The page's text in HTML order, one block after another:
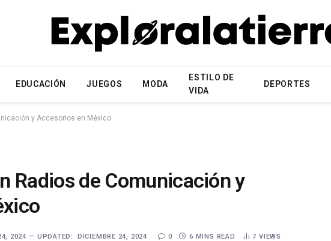
EDUCACIÓN JUEGOS MODA
ESTILO DE
VIDA
DEPORTES
y Accesorios en México
Radios de Comunicación y
2024 UPDATED: DICIEMBRE 24, 2024 0 6 MINS READ 7 VIEWS